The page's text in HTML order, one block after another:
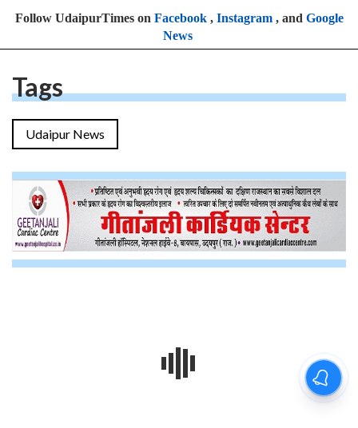
Follow UdaipurTimes on Facebook, Instagram, and Google
News
Tags
Udaipur News